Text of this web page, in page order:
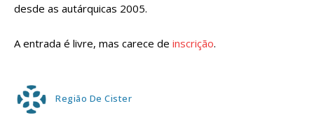
desde as autárquicas 2005.
A entrada é livre, mas carece de inscrição.
Região De Cister